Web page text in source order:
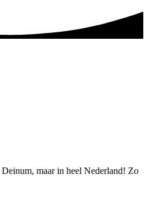
maar in heel Nederland! Zo